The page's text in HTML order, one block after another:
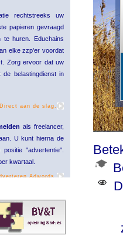
rechtstreeks uw
papieren gevraagd
huren. Educhains
elke zzp'er voordat
Zorg ervoor dat uw
de belastingdienst in
Direct aan de slag.
als freelancer,
U kunt hierna de
"advertentie".
kwartaal.
Adwords.